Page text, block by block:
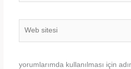
yorumlarımda kullanılması için